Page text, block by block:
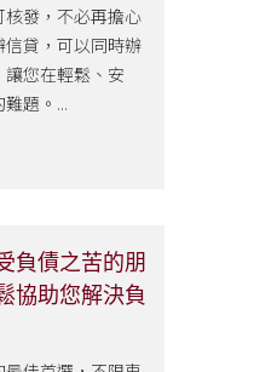
發，不必再擔心
貸，可以同時辦
您在輕鬆、安
題。...
負債之苦的朋
協助您解決負